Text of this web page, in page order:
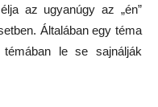
az ugyanúgy az „én”
Általában egy téma
le se sajnálják